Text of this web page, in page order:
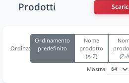
Prodotti
Ordina:
Ordinamento
predefinito
Nome
prodotto
(A-Z)
(Z-
Mostra: